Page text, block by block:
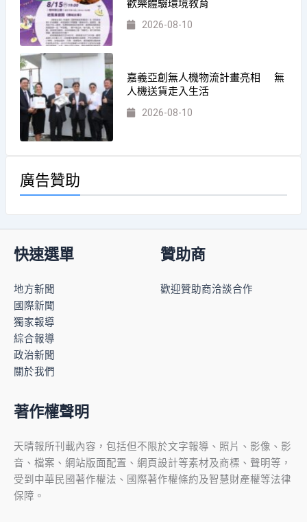
歡樂體驗環境教育
2026-08-10
嘉義亞創無人機物流計畫亮相 無
人機送貨走入生活
2026-08-10
廣告贊助
快速選單
地方新聞
國際新聞
獨家報導
綜合報導
政治新聞
關於我們
贊助商
歡迎贊助商洽談合作
著作權聲明
天晴報所刊載內容，包括但不限於文字報導、照片、影像、影
音、檔案、網站版面配置、網頁設計等素材及商標、聲明等，
受到中華民國著作權法、國際著作權條約及智慧財產權等法律
保障。